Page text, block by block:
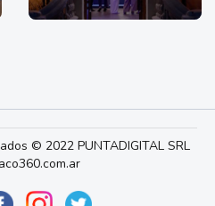
© 2022 PUNTADIGITAL SRL